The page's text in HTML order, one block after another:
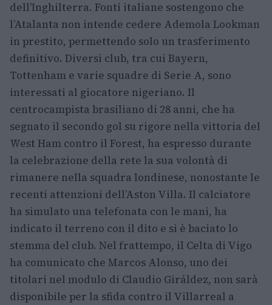
dell’Inghilterra. Fonti italiane sostengono che
l’Atalanta non intende cedere Ademola Lookman
in prestito, permettendo solo un trasferimento
definitivo. Diversi club, tra cui Bayern,
Tottenham e varie squadre di Serie A, sono
interessati al giocatore nigeriano. Il
centrocampista brasiliano di 28 anni, che ha
segnato il secondo gol su rigore nella vittoria del
West Ham contro il Forest, ha espresso durante
la celebrazione della rete la sua volontà di
rimanere nella squadra londinese, nonostante le
recenti attenzioni dell’Aston Villa. Il calciatore
ha simulato una telefonata con le mani, ha
indicato il terreno con il dito e si è baciato lo
stemma del club. Nel frattempo, il Celta di Vigo
ha comunicato che Marcos Alonso, uno dei
titolari nel modulo di Claudio Giráldez, non sarà
disponibile per la sfida contro il Villarreal a